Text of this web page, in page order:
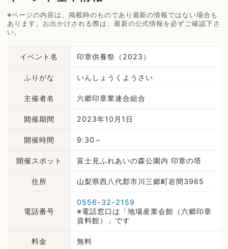
※ページの内容は、掲載時のものであり最新の情報ではない場合も
あります。お出かけされる際は、最新の公式情報を必ずご確認下さ
い。
イベント名 印章供養祭（2023）
ふりがな いんしょうくようさい
主催者名 六郷印章業連合組合
開催期間 2023年10月1日
開催時間 9:30～
開催スポット 富士見ふれあいの森公園内 印章の塔
住所 山梨県西八代郡市川三郷町岩間3965
電話番号
0556-32-2159
※電話窓口は「地場産業会館（六郷印章
資料館）」です
料金 無料